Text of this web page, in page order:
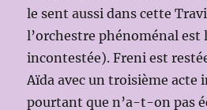
le sent aussi dans cette
l’orchestre phénoménal est
incontestée). Freni est
Aïda avec un troisième acte
pourtant que n’a-t-on pas